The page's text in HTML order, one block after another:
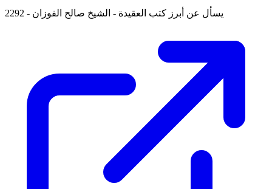
2292 - يسأل عن أبرز كتب العقيدة - الشيخ صالح الفوزان